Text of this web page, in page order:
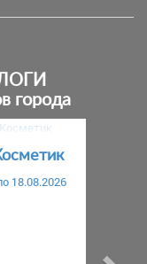
города
18.08.2026